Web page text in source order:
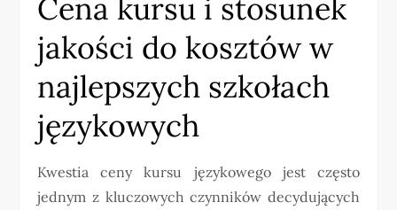
Cena kursu i stosunek
jakości do kosztów w
najlepszych szkołach
językowych
Kwestia ceny kursu językowego jest często
jednym z kluczowych czynników decydujących